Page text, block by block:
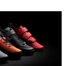
педалями MTB.
г (размер 42)